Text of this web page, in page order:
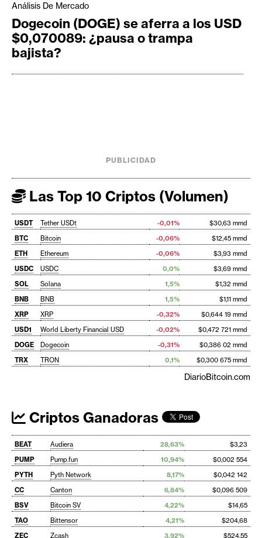
Análisis De Mercado
Dogecoin (DOGE) se aferra a los USD
$0,070089: ¿pausa o trampa
bajista?
PUBLICIDAD
Las Top 10 Criptos (Volumen)
USDT Tether USDt -0,01%
$30,63 mmd
BTC
Bitcoin -0,06%
$12,45 mmd
ETH
Ethereum -0,06%
$3,93 mmd
USDC
USDC 0,0%
$3,69 mmd
SOL
Solana 1,5%
$1,32 mmd
BNB
BNB 1,5%
$1,11 mmd
XRP
XRP -0,32%
$0,644 19 mmd
USD1
World Liberty Financial USD -0,02%
$0,472 721 mmd
DOGE
Dogecoin -0,31%
$0,386 02 mmd
TRX
TRON 0,1% $0,300 675 mmd
DiarioBitcoin.com
Criptos Ganadoras
BEAT Audiera 28,63%
$3,23
PUMP
Pump.fun 10,94%
$0,002 554
PYTH
Pyth Network 8,17%
$0,042 142
CC
Canton 6,84%
$0,096 509
BSV
Bitcoin SV 4,22%
$14,65
TAO
Bittensor 4,21%
$204,68
ZEC
Zcash 3,92% $524,55